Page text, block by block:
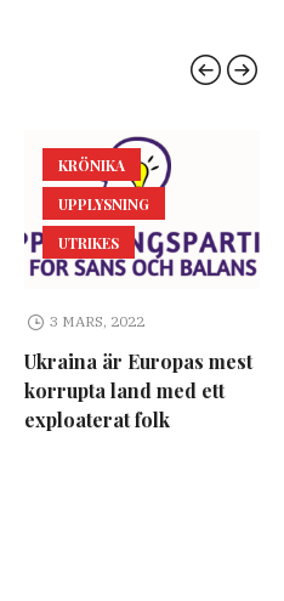
KRÖNIKA
UPPLYSNING
UTRIKES
3 MARS, 2022
Ukraina är Europas mest
korrupta land med ett
exploaterat folk